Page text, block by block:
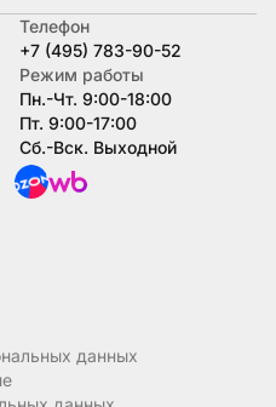
Телефон
+7 (495) 783-90-52
Режим работы
Пн.-Чт. 9:00-18:00
Пт. 9:00-17:00
Сб.-Вск. Выходной
данных